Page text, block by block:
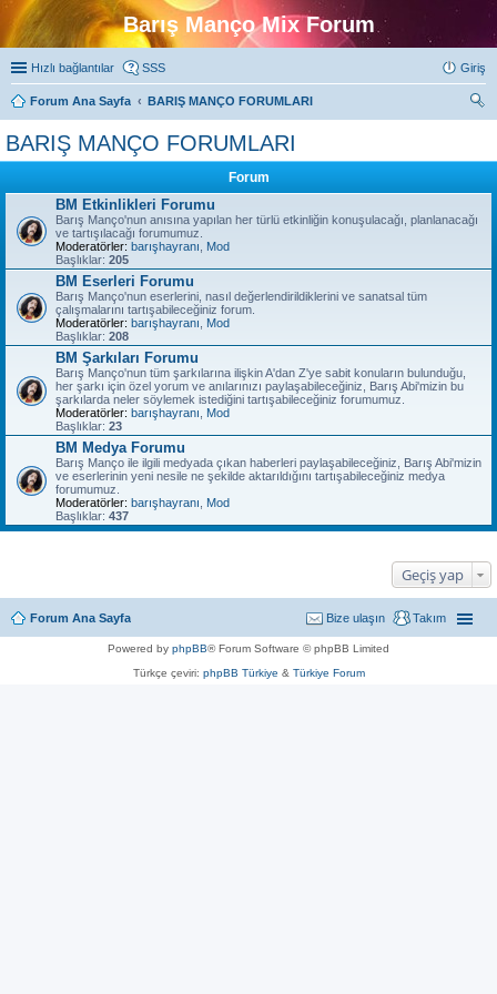
Barış Manço Mix Forum
Hızlı bağlantılar SSS Giriş
Forum Ana Sayfa
BARIŞ MANÇO FORUMLARI
BARIŞ MANÇO FORUMLARI
Forum
BM Etkinlikleri Forumu
Barış Manço'nun anısına yapılan her türlü etkinliğin konuşulacağı, planlanacağı
ve tartışılacağı forumumuz.
Moderatörler: barışhayranı
Mod
Başlıklar: 205
BM Eserleri Forumu
Barış Manço'nun eserlerini, nasıl değerlendirildiklerini ve sanatsal tüm
çalışmalarını tartışabileceğiniz forum.
Moderatörler: barışhayranı
Mod
Başlıklar: 208
BM Şarkıları Forumu
Barış Manço'nun tüm şarkılarına ilişkin A'dan Z'ye sabit konuların bulunduğu,
her şarkı için özel yorum ve anılarınızı paylaşabileceğiniz, Barış Abi'mizin bu
şarkılarda neler söylemek istediğini tartışabileceğiniz forumumuz.
Moderatörler: barışhayranı
Mod
Başlıklar: 23
BM Medya Forumu
Barış Manço ile ilgili medyada çıkan haberleri paylaşabileceğiniz, Barış Abi'mizin
ve eserlerinin yeni nesile ne şekilde aktarıldığını tartışabileceğiniz medya
forumumuz.
Moderatörler: barışhayranı
Mod
Başlıklar: 437
Geçiş yap
Forum Ana Sayfa Takım
Bize ulaşın
Powered by phpBB® Forum Software © phpBB Limited
Türkçe çeviri: phpBB Türkiye & Türkiye Forum